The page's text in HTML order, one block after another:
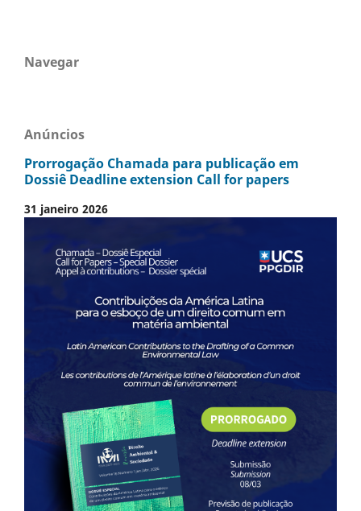
Navegar
Anúncios
Prorrogação Chamada para publicação em
Dossiê Deadline extension Call for papers
31 janeiro 2026